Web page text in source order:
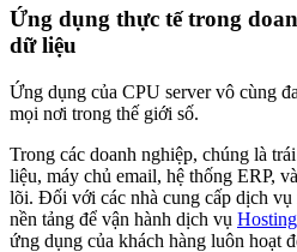
Ứng dụng thực tế trong
dữ liệu
Ứng dụng của CPU server vô cùng
mọi nơi trong thế giới số.
Trong các doanh nghiệp, chúng là
liệu, máy chủ email, hệ thống ERP,
lõi. Đối với các nhà cung cấp dịch
nền tảng để vận hành dịch vụ
ứng dụng của khách hàng luôn hoạt